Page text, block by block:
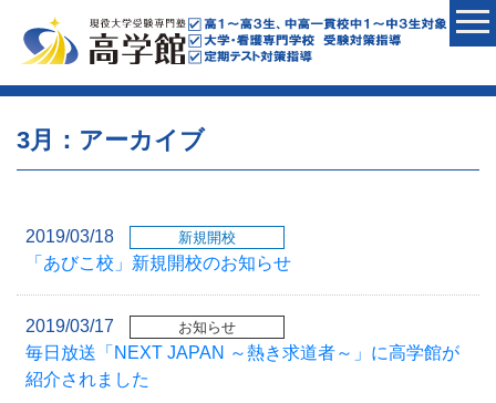
3月：アーカイブ
2019/03/18 新規開校
「あびこ校」新規開校のお知らせ
2019/03/17 お知らせ
毎日放送「NEXT JAPAN ～熱き求道者～」に高学館が
紹介されました